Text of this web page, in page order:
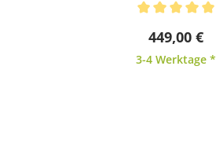
449,00 €
3-4 Werktage *